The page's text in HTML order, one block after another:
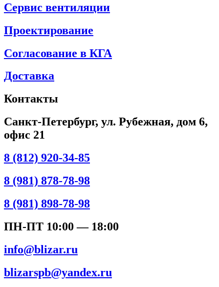
Сервис вентиляции
Проектирование
Согласование в КГА
Доставка
Контакты
Санкт-Петербург, ул. Рубежная, дом 6,
офис 21
8 (812) 920-34-85
8 (981) 878-78-98
8 (981) 898-78-98
ПН-ПТ 10:00 — 18:00
info@blizar.ru
blizarspb@yandex.ru